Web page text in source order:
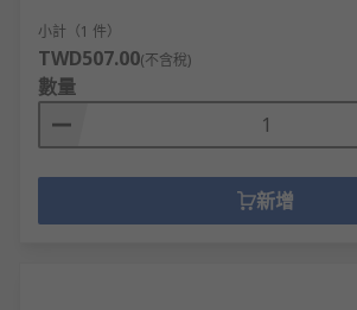
小計（1 件）
TWD507.00(不含稅)
數量
新增